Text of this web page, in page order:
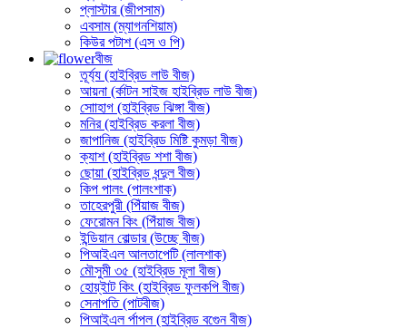
প্লাস্টার (জীপসাম)
এবসাম (ম্যাগনশিয়াম)
কিউর পটাশ (এস ও পি)
বীজ
তূর্য্য (হাইব্রিড লাউ বীজ)
আয়না (র্কাটন সাইজ হাইব্রিড লাউ বীজ)
সোাহাগ (হাইব্রিড ঝিঙ্গা বীজ)
মনির (হাইব্রিড করলা বীজ)
জাপানিজ (হাইব্রিড মিষ্টি কুমড়া বীজ)
ক্যাশ (হাইব্রিড শশা বীজ)
ছোয়া (হাইব্রিড ধন্দুল বীজ)
কিপ পালং (পালংশাক)
তাহেরপুরী (পিঁয়াজ বীজ)
ফেরোমন কিং (পিঁয়াজ বীজ)
ইন্ডিয়ান বোল্ডার (উচ্ছে বীজ)
পিআইএল আলতাপেটি (লালশাক)
মৌসুমী ৩৫ (হাইব্রিড মূলা বীজ)
হোয়্ইাট কিং (হাইব্রিড ফুলকপি বীজ)
সেনাপতি (পাটবীজ)
পিআইএল র্পাপল (হাইব্রিড বগেুন বীজ)